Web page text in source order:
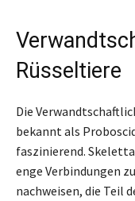
Rüsseltiere
Die
bekannt als
faszinierend.
enge Verbindungen
nachweisen, die Teil